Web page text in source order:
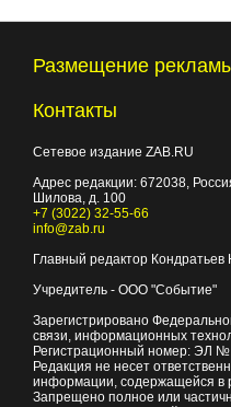
Размещение
Контакты
Сетевое издание ZAB.RU
Адрес редакции: 672038,
Шилова, д. 100
+7 (3022) 32-55-66
info@zab.ru
Главный редактор Кондратьев
Учредитель - ООО "Событие"
Зарегистрировано
связи, информационных
Регистрационный номер: ЭЛ
Редакция не несет
информации, содержащейся в
Запрещено полное или